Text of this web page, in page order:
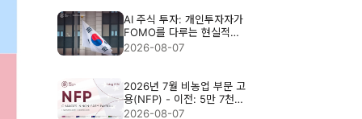
AI 주식 투자: 개인투자자가
FOMO를 다루는 현실적인
방법
2026-08-07
2026년 7월 비농업 부문 고
용(NFP) - 이전: 5만 7천
명, 예상: 8만 3천 명
2026-08-07